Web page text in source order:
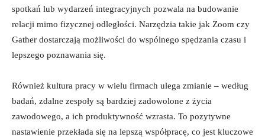
spotkań lub wydarzeń integracyjnych pozwala ‍na‍ budowanie
relacji ‍mimo fizycznej odległości.​ Narzędzia takie jak ⁢Zoom‌ czy
Gather dostarczają możliwości do wspólnego spędzania ⁢czasu i
lepszego poznawania się.
Również kultura pracy w wielu firmach ulega zmianie – według
badań, zdalne zespoły są bardziej zadowolone z życia
zawodowego, a ich produktywność⁣ wzrasta. To pozytywne
nastawienie przekłada się na lepszą współpracę,⁢ co jest kluczowe